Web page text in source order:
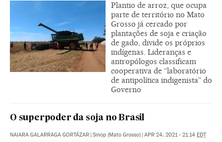
Plantio de arroz, que ocupa
parte de território no Mato
Grosso já cercado por
plantações de soja e criação
de gado, divide os próprios
indígenas. Lideranças e
antropólogos classificam
cooperativa de “laboratório
de antipolítica indigenista” do
Governo
O superpoder da soja no Brasil
NAIARA GALARRAGA GORTÁZAR Sinop (Mato Grosso) APR 24, 2021 - 21:14 EDT